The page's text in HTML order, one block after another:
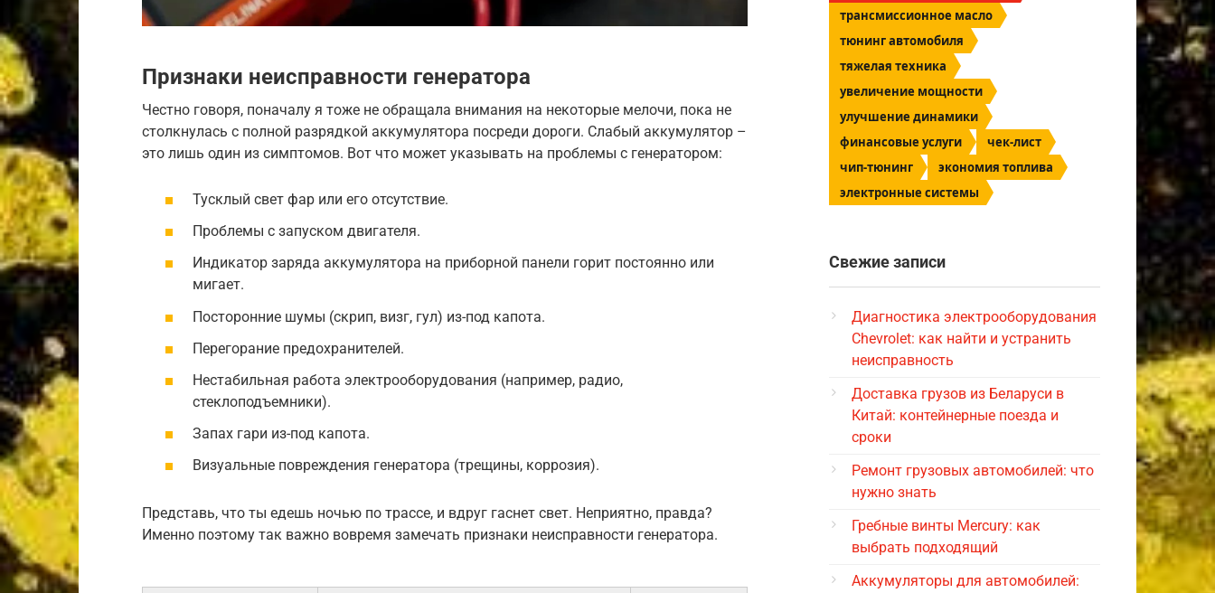
Признаки неисправности генератора
Честно говоря, поначалу я тоже не обращала внимания на некоторые мелочи, пока не
столкнулась с полной разрядкой аккумулятора посреди дороги. Слабый аккумулятор –
это лишь один из симптомов. Вот что может указывать на проблемы с генератором:
Тусклый свет фар или его отсутствие.
Проблемы с запуском двигателя.
Индикатор заряда аккумулятора на приборной панели горит постоянно или
мигает.
Посторонние шумы (скрип, визг, гул) из-под капота.
Перегорание предохранителей.
Нестабильная работа электрооборудования (например, радио,
стеклоподъемники).
Запах гари из-под капота.
Визуальные повреждения генератора (трещины, коррозия).
Представь, что ты едешь ночью по трассе, и вдруг гаснет свет. Неприятно, правда?
Именно поэтому так важно вовремя замечать признаки неисправности генератора.
трансмиссионное масло
тюнинг автомобиля
тяжелая техника
увеличение мощности
улучшение динамики
финансовые услуги
чек-лист
чип-тюнинг
экономия топлива
электронные системы
Свежие записи
Диагностика электрооборудования
Chevrolet: как найти и устранить
неисправность
Доставка грузов из Беларуси в
Китай: контейнерные поезда и
сроки
Ремонт грузовых автомобилей: что
нужно знать
Гребные винты Mercury: как
выбрать подходящий
Аккумуляторы для автомобилей: